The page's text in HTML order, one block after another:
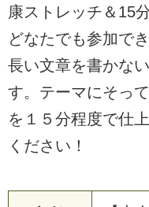
康ストレッチ＆15
どなたでも参加でき
長い文章を書かな
す。テーマにそっ
を１５分程度で仕
ください！